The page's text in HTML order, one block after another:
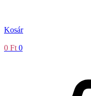
Kosár
0 Ft 0